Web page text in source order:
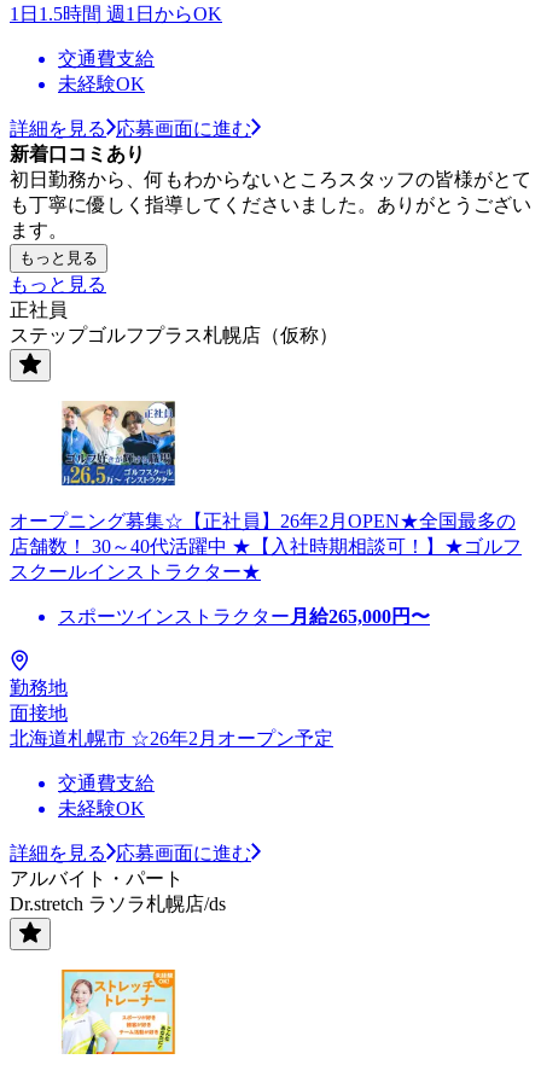
1日1.5時間 週1日からOK
交通費支給
未経験OK
詳細を見る
応募画面に進む
新着口コミあり
初日勤務から、何もわからないところスタッフの皆様がとて
も丁寧に優しく指導してくださいました。ありがとうござい
ます。
もっと見る
もっと見る
正社員
ステップゴルフプラス札幌店（仮称）
オープニング募集☆【正社員】26年2月OPEN★全国最多の
店舗数！ 30～40代活躍中 ★【入社時期相談可！】★ゴルフ
スクールインストラクター★
スポーツインストラクター 月給265,000円〜
勤務地
面接地
北海道札幌市 ☆26年2月オープン予定
交通費支給
未経験OK
詳細を見る
応募画面に進む
アルバイト・パート
Dr.stretch ラソラ札幌店/ds